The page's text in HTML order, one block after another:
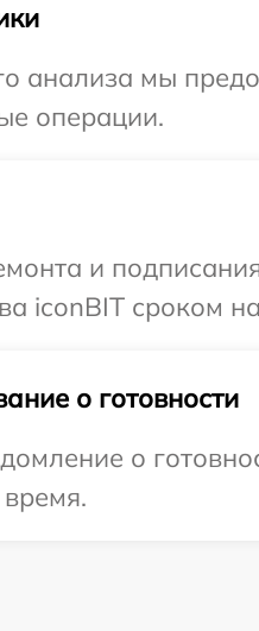
анализа мы
операции.
и
iconBIT сроком
о готовности
о